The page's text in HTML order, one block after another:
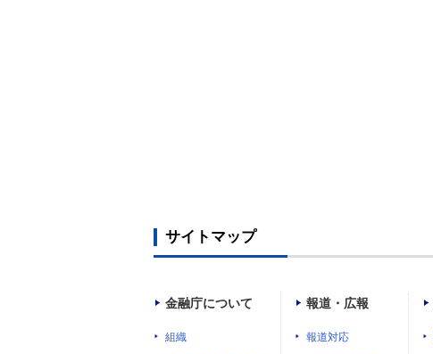
サイトマップ
金融庁について
組織
報道・広報
報道対応